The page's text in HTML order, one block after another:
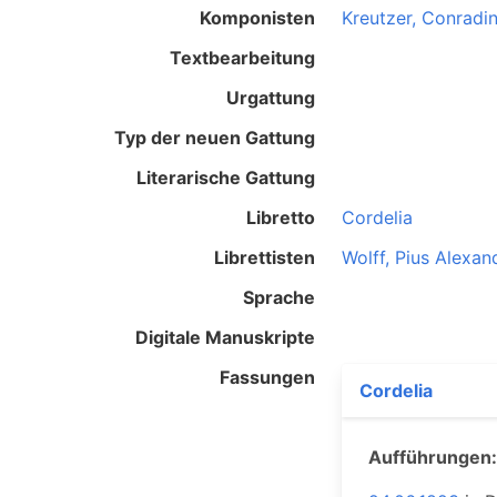
Komponisten
Kreutzer, Conradin
Textbearbeitung
Urgattung
Typ der neuen Gattung
Literarische Gattung
Libretto
Cordelia
Librettisten
Wolff, Pius
Sprache
Digitale Manuskripte
Fassungen
Cordelia
Aufführungen: